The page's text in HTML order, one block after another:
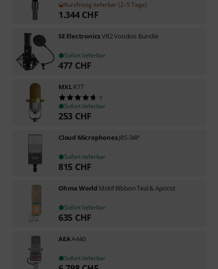
Kurzfristig lieferbar (2–5 Tage)
1.344 CHF
SE ElectronicsVR2 Voodoo Bundle
Sofort lieferbar
477 CHF
MXLR77
9
Sofort lieferbar
253 CHF
Cloud MicrophonesJRS-34P
Sofort lieferbar
815 CHF
Ohma World Motif Ribbon Teal & Apricot
Sofort lieferbar
635 CHF
AEAA440
Sofort lieferbar